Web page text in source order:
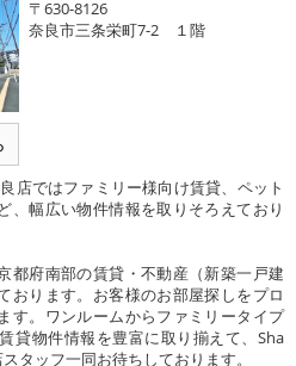
〒630-8126
奈良市三条栄町7-2 １階
店ではファミリー様向け賃貸、ペット
、幅広い物件情報を取りそろえており
都府南部の賃貸・不動産（新築一戸建
おります。お客様のお部屋探しをプロ
す。ワンルームからファミリータイプ
貸物件情報を豊富に取り揃えて、Sha
タッフ一同お待ちしております。